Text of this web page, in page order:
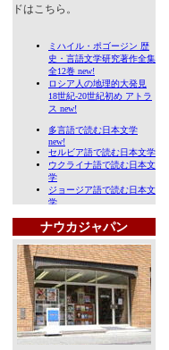
ドはこちら。
ナウカジャパン